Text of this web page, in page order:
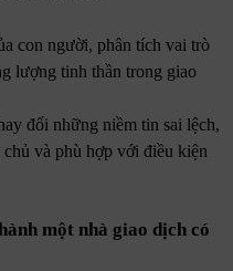
con người, phân tích vai trò
lượng tinh thần trong giao
đổi những niềm tin sai lệch,
và phù hợp với điều kiện
một nhà giao dịch có